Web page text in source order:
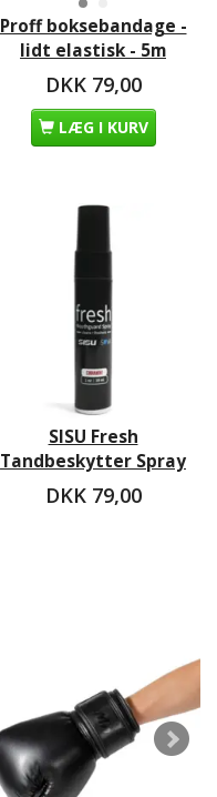
Proff boksebandage -
lidt elastisk - 5m
DKK 79,00
LÆG I KURV
SISU Fresh
Tandbeskytter Spray
DKK 79,00